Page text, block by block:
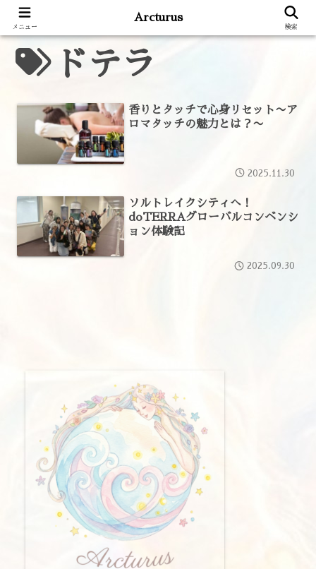
ドテラ
香りとタッチで心身リセット〜ア
ロマタッチの魅力とは？〜
2025.11.30
ソルトレイクシティへ！
doTERRAグローバルコンベンシ
ョン体験記
2025.09.30
メニュー
Arcturus
検索